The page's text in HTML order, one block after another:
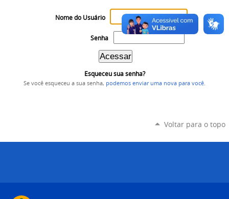
Nome do Usuário
Senha
Esqueceu sua senha?
Se você esqueceu a sua senha, podemos enviar uma nova para você
Voltar para o topo